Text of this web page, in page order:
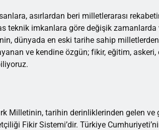
asırlardan beri milletlerarası
teknik imkanlara göre değişik zamanlarda
dünyada en eski tarihe sahip
ve kendine özgün; fikir, eğitim,
Milletinin, tarihin derinliklerinden gelen
Fikir Sistemi’dir. Türkiye